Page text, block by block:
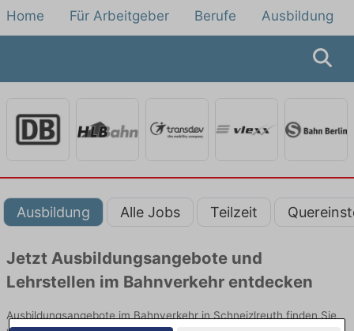
Home Für Arbeitgeber Berufe Ausbildung
Ausbildung Alle Jobs Teilzeit
Jetzt Ausbildungsangebote und
Lehrstellen im Bahnverkehr entdecken
Ausbildungsangebote im Bahnverkehr in Schneizlreuth finden Sie